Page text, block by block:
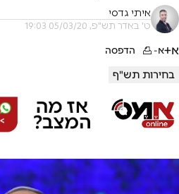
איתי גדסי
ט' באדר תש"פ, 05/03/20 19:03
א+א- הדפסה
בחירות תש"ף